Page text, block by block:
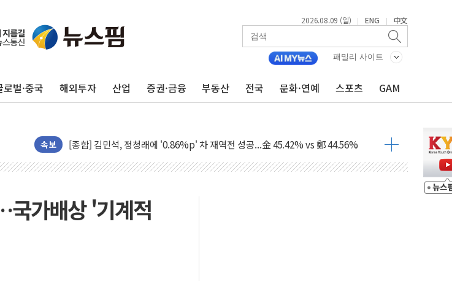
2026.08.09 (일) | ENG | 中文
패밀리 사이트
로벌·중국 해외투자 산업 증권·금융 부동산 전국 문화·연예 스포츠 GAM
속보
포항시 재난예산 40억 긴급 투입…고수온 양식장 복구·지원 '총력'
울진·영덕 '호우특보'-포항 '산사태 주의보'...경북도, 호우 피해·통제구간 없어
인천 합동연설회 나선 송영길·정청래·김민석 당대표 후보
김민석, 2주차 제주·인천 경선서 정청래에 승리...47.75% vs 42.08%
[속보] 민주, 제주·인천 경선 결과 발표...김민석 47.75% 정청래 42.08%
[속보] 민주, 인천 경선 결과 발표...김민석 45.09% 정청래 43.27% 송영길 11.63%
가배상 '기계적